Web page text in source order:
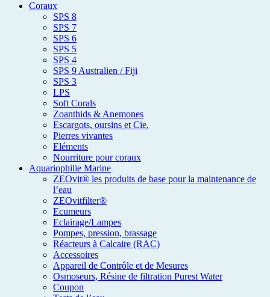
Coraux
SPS 8
SPS 7
SPS 6
SPS 5
SPS 4
SPS 9 Australien / Fiji
SPS 3
LPS
Soft Corals
Zoanthids & Anemones
Escargots, oursins et Cie.
Pierres vivantes
Eléments
Nourriture pour coraux
Aquariophilie Marine
ZEOvit® les produits de base pour la maintenance de
l’eau
ZEOvitfilter®
Ecumeurs
Eclairage/Lampes
Pompes, pression, brassage
Réacteurs à Calcaire (RAC)
Accessoires
Appareil de Contrôle et de Mesures
Osmoseurs, Résine de filtration Purest Water
Coupon